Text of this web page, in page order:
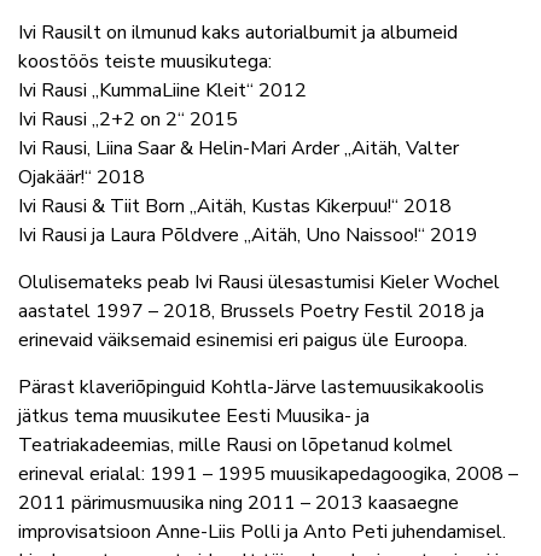
Ivi Rausilt on ilmunud kaks autorialbumit ja albumeid
koostöös teiste muusikutega:
Ivi Rausi „KummaLiine Kleit“ 2012
Ivi Rausi „2+2 on 2“ 2015
Ivi Rausi, Liina Saar & Helin-Mari Arder „Aitäh, Valter
Ojakäär!“ 2018
Ivi Rausi & Tiit Born „Aitäh, Kustas Kikerpuu!“ 2018
Ivi Rausi ja Laura Põldvere „Aitäh, Uno Naissoo!“ 2019
Olulisemateks peab Ivi Rausi ülesastumisi Kieler Wochel
aastatel 1997 – 2018, Brussels Poetry Festil 2018 ja
erinevaid väiksemaid esinemisi eri paigus üle Euroopa.
Pärast klaveriõpinguid Kohtla-Järve lastemuusikakoolis
jätkus tema muusikutee Eesti Muusika- ja
Teatriakadeemias, mille Rausi on lõpetanud kolmel
erineval erialal: 1991 – 1995 muusikapedagoogika, 2008 –
2011 pärimusmuusika ning 2011 – 2013 kaasaegne
improvisatsioon Anne-Liis Polli ja Anto Peti juhendamisel.